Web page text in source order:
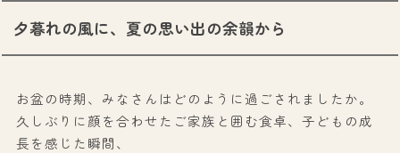
夕暮れの風に、夏の思い出の余韻から
お盆の時期、みなさんはどのように過ごされましたか。
久しぶりに顔を合わせたご家族と囲む食卓、子どもの成
長を感じた瞬間、